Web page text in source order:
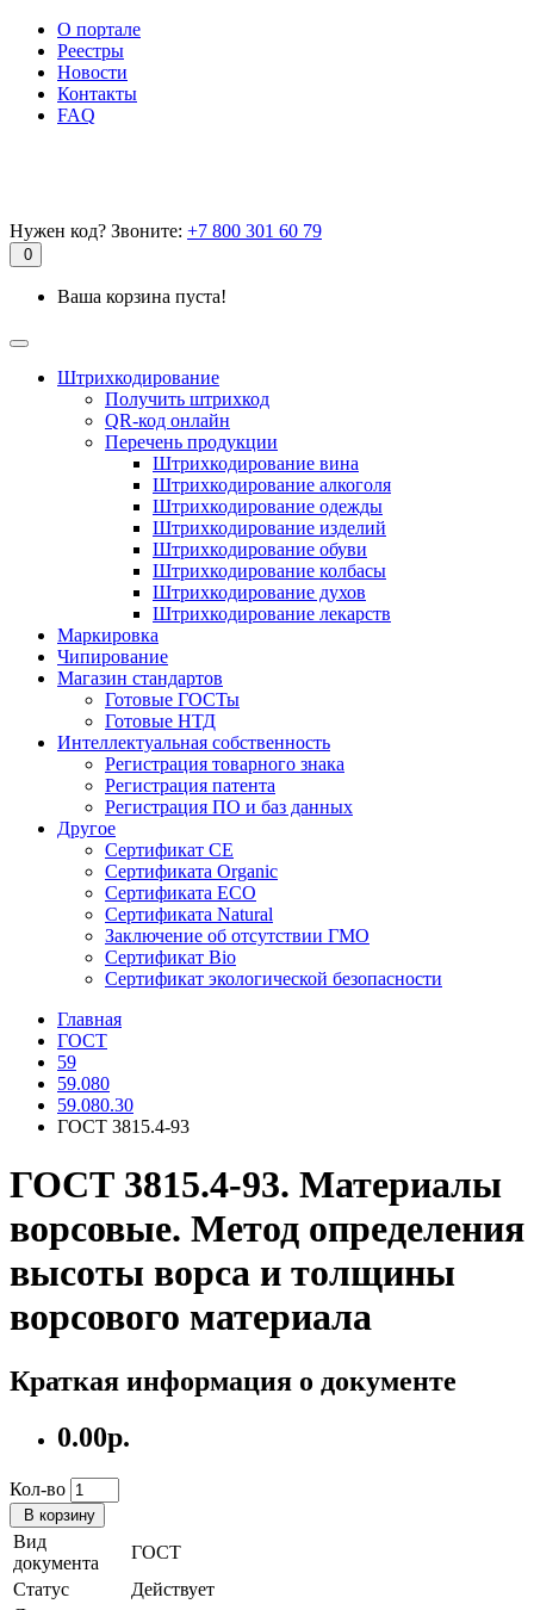
О портале
Реестры
Новости
Контакты
FAQ
Нужен код? Звоните: +7 800 301 60 79
0
Ваша корзина пуста!
Штрихкодирование
Получить штрихкод
QR-код онлайн
Перечень продукции
Штрихкодирование вина
Штрихкодирование алкоголя
Штрихкодирование одежды
Штрихкодирование изделий
Штрихкодирование обуви
Штрихкодирование колбасы
Штрихкодирование духов
Штрихкодирование лекарств
Маркировка
Чипирование
Магазин стандартов
Готовые ГОСТы
Готовые НТД
Интеллектуальная собственность
Регистрация товарного знака
Регистрация патента
Регистрация ПО и баз данных
Другое
Сертификат СЕ
Сертификата Organic
Сертификата ECO
Сертификата Natural
Заключение об отсутствии ГМО
Сертификат Bio
Сертификат экологической безопасности
Главная
ГОСТ
59
59.080
59.080.30
ГОСТ 3815.4-93
ГОСТ 3815.4-93. Материалы
ворсовые. Метод определения
высоты ворса и толщины
ворсового материала
Краткая информация о документе
0.00р.
Кол-во
В корзину
Вид
документа
ГОСТ
Статус
Действует